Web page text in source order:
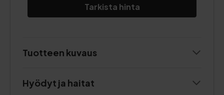
Tarkista hinta
Tuotteen kuvaus
Hyödyt ja haitat